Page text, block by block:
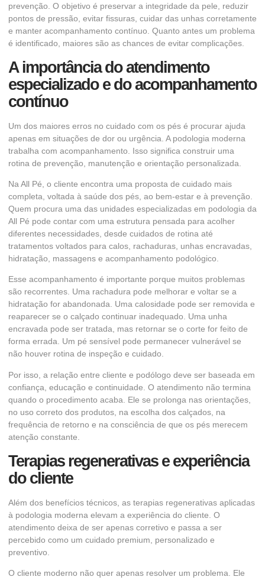
prevenção. O objetivo é preservar a integridade da pele, reduzir
pontos de pressão, evitar fissuras, cuidar das unhas corretamente
e manter acompanhamento contínuo. Quanto antes um problema
é identificado, maiores são as chances de evitar complicações.
A importância do atendimento
especializado e do acompanhamento
contínuo
Um dos maiores erros no cuidado com os pés é procurar ajuda
apenas em situações de dor ou urgência. A podologia moderna
trabalha com acompanhamento. Isso significa construir uma
rotina de prevenção, manutenção e orientação personalizada.
Na All Pé, o cliente encontra uma proposta de cuidado mais
completa, voltada à saúde dos pés, ao bem-estar e à prevenção.
Quem procura uma das unidades especializadas em podologia da
All Pé pode contar com uma estrutura pensada para acolher
diferentes necessidades, desde cuidados de rotina até
tratamentos voltados para calos, rachaduras, unhas encravadas,
hidratação, massagens e acompanhamento podológico.
Esse acompanhamento é importante porque muitos problemas
são recorrentes. Uma rachadura pode melhorar e voltar se a
hidratação for abandonada. Uma calosidade pode ser removida e
reaparecer se o calçado continuar inadequado. Uma unha
encravada pode ser tratada, mas retornar se o corte for feito de
forma errada. Um pé sensível pode permanecer vulnerável se
não houver rotina de inspeção e cuidado.
Por isso, a relação entre cliente e podólogo deve ser baseada em
confiança, educação e continuidade. O atendimento não termina
quando o procedimento acaba. Ele se prolonga nas orientações,
no uso correto dos produtos, na escolha dos calçados, na
frequência de retorno e na consciência de que os pés merecem
atenção constante.
Terapias regenerativas e experiência
do cliente
Além dos benefícios técnicos, as terapias regenerativas aplicadas
à podologia moderna elevam a experiência do cliente. O
atendimento deixa de ser apenas corretivo e passa a ser
percebido como um cuidado premium, personalizado e
preventivo.
O cliente moderno não quer apenas resolver um problema. Ele